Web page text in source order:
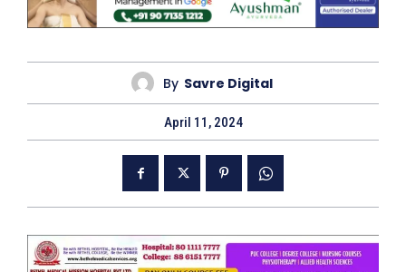
By Savre Digital
April 11, 2024